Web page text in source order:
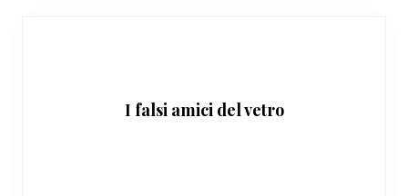
I falsi amici del vetro